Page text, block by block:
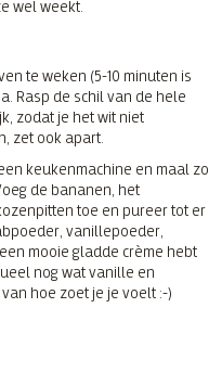
wel weekt.
te weken (5-10 minuten is
Rasp de schil van de hele
zodat je het wit niet
zet ook apart.
keukenmachine en maal zo
de bananen, het
toe en pureer tot er
vanillepoeder,
mooie gladde crème hebt
nog wat vanille en
hoe zoet je je voelt :-)